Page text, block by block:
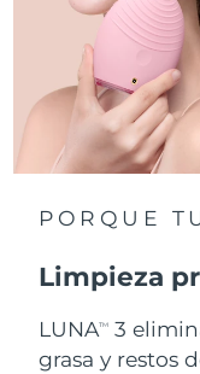
PORQUE
Limpieza
LUNATM
3
grasa y restos
Singapur
Eslovaquia
Eslovenia
Suecia